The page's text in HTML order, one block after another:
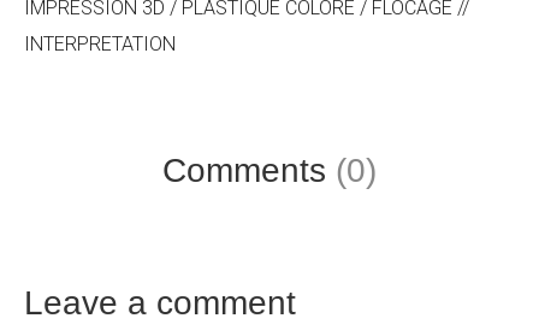
IMPRESSION 3D / PLASTIQUE COLORÉ / FLOCAGE //
INTERPRETATION
Comments (0)
Leave a comment